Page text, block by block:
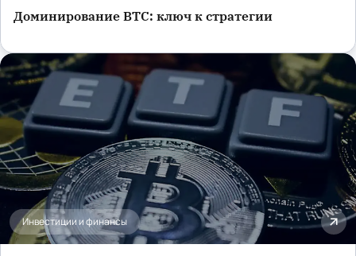
Доминирование BTC: ключ к стратегии
Инвестиции и финансы